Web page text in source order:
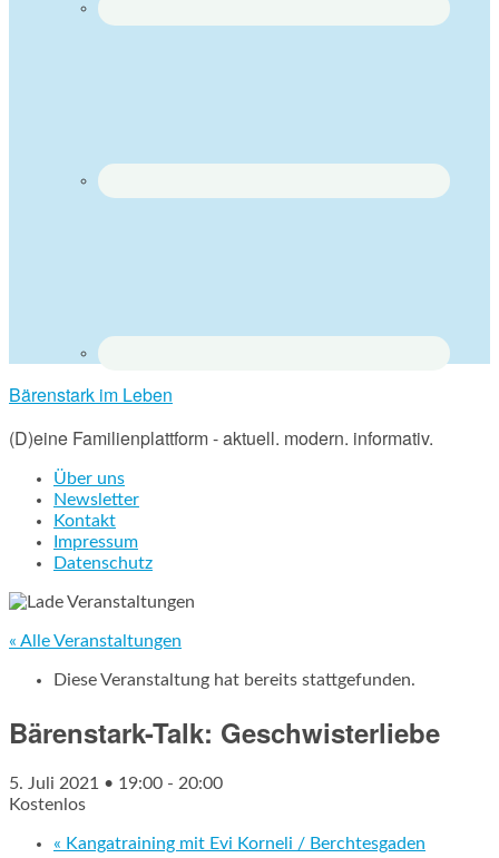
Bärenstark im Leben
(D)eine Familienplattform - aktuell. modern. informativ.
Über uns
Newsletter
Kontakt
Impressum
Datenschutz
« Alle Veranstaltungen
Diese Veranstaltung hat bereits stattgefunden.
Bärenstark-Talk: Geschwisterliebe
5. Juli 2021 • 19:00 - 20:00
Kostenlos
« Kangatraining mit Evi Korneli / Berchtesgaden